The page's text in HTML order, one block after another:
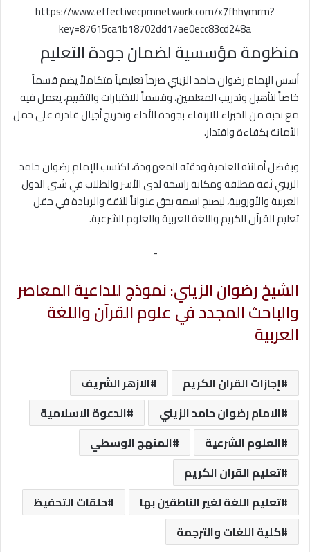
https://www.effectivecpmnetwork.com/x7fhhymrm?
key=87615ca1b18702dd17ae0ecc83cd248a
منظومة مؤسسية لضمان جودة التعليم
أسس الإمام رضوان حامد الزيني صرحاً تعليمياً متكاملاً يضم قسماً
خاصاً لتأهيل وتدريب المعلمين، وقسماً للاختبارات والتقييم، يعمل فيه
مع نخبة من الخبراء للارتقاء بجودة الأداء وتخريج أجيال قادرة على حمل
الأمانة بكفاءة واقتدار.
وبفضل أمانته العلمية ودقته المعهودة، اكتسب الإمام رضوان حامد
الزيني ثقة مطلقة ومكانة راسخة لدى الأسر والطلاب في شتى الدول
العربية والأوروبية، ليصبح اسمه بحق عنواناً للثقة والريادة في حقل
تعليم القرآن الكريم واللغة العربية والعلوم الشرعية.
-
الشيخ رضوان الزيني: نموذج للداعية المعاصر
والباحث المجدد في علوم القرآن واللغة
العربية
إجازات القران الكريم
الازهر الشريف
الامام رضوان حامد الزيني
الدعوة الاسلامية
العلوم الشرعية
المنهج الوسطي
تعليم القران الكريم
تعليم اللغة لغير الناطقين بها
حلقات التحفيظ
كلية اللغات والترجمة